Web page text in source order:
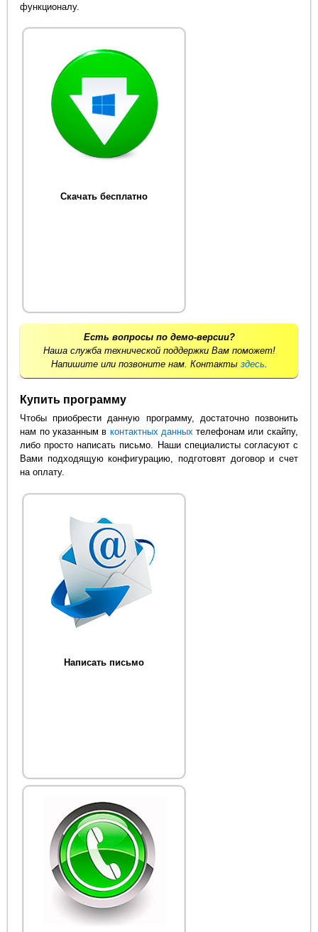
функционалу.
Скачать бесплатно
Есть вопросы по демо-версии?
Наша служба технической поддержки Вам поможет!
Напишите или позвоните нам. Контакты здесь.
Купить программу
Чтобы приобрести данную программу, достаточно позвонить
нам по указанным в контактных данныхтелефонам или скайпу,
либо просто написать письмо. Наши специалисты согласуют с
Вами подходящую конфигурацию, подготовят договор и счет
на оплату.
Написать письмо